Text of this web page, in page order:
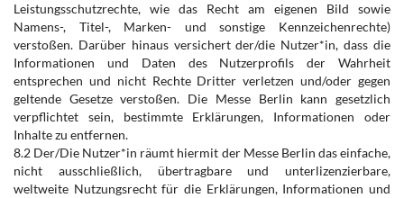
Leistungsschutzrechte, wie das Recht am eigenen Bild sowie
Namens-, Titel-, Marken- und sonstige Kennzeichenrechte)
verstoßen. Darüber hinaus versichert der/die Nutzer*in, dass die
Informationen und Daten des Nutzerprofils der Wahrheit
entsprechen und nicht Rechte Dritter verletzen und/oder gegen
geltende Gesetze verstoßen. Die Messe Berlin kann gesetzlich
verpflichtet sein, bestimmte Erklärungen, Informationen oder
Inhalte zu entfernen.
8.2 Der/Die Nutzer*in räumt hiermit der Messe Berlin das einfache,
nicht ausschließlich, übertragbare und unterlizenzierbare,
weltweite Nutzungsrecht für die Erklärungen, Informationen und